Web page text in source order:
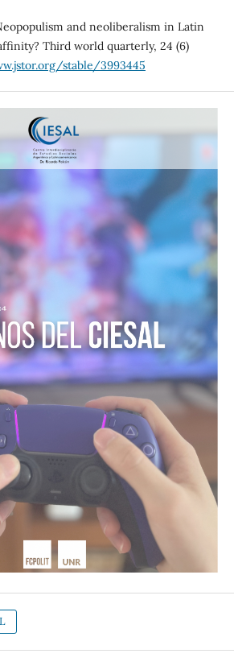
and neoliberalism in Latin
Third world quarterly, 24 (6)
stable/3993445